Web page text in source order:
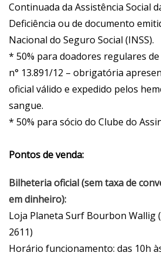
Continuada da Assistência Social
Deficiência ou de documento
Nacional do Seguro Social (INSS).
* 50% para doadores regulares
n° 13.891/12 – obrigatória
oficial válido e expedido pelos
sangue.
* 50% para sócio do Clube do
Pontos de venda:
Bilheteria oficial (sem taxa de
em dinheiro):
Loja Planeta Surf Bourbon Wallig
2611)
Horário funcionamento: das 10h